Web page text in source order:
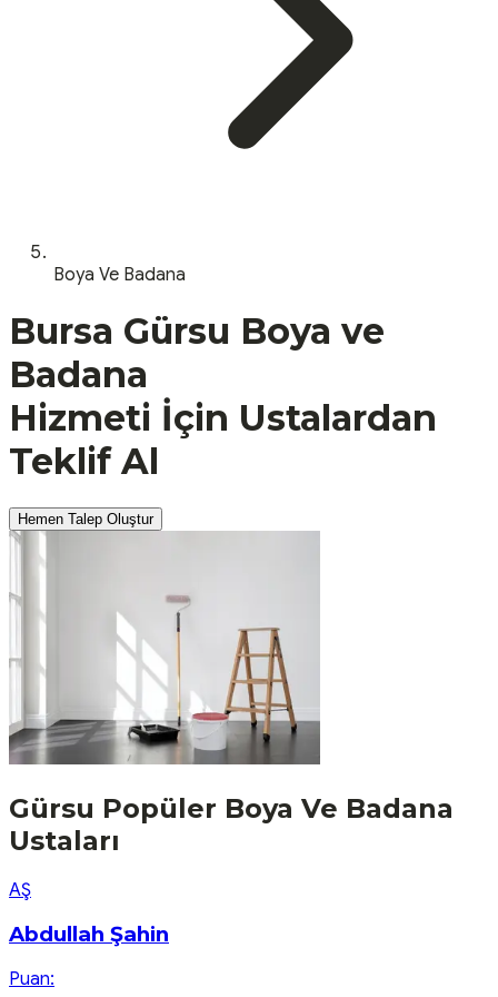
Boya Ve Badana
Bursa Gürsu Boya ve
Badana
Hizmeti İçin Ustalardan
Teklif Al
Hemen Talep Oluştur
Gürsu Popüler Boya Ve Badana
Ustaları
AŞ
Abdullah Şahin
Puan: